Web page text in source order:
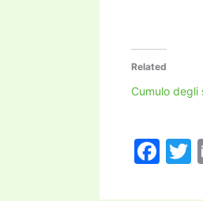
Related
Cumulo degli
F